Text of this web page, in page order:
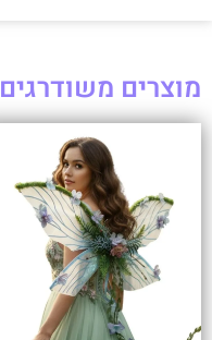
מוצרים משודרגים